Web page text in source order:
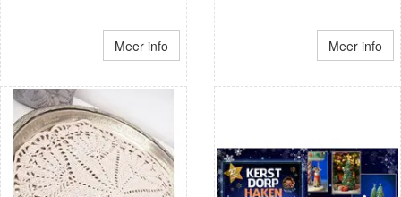
Meer info Meer info